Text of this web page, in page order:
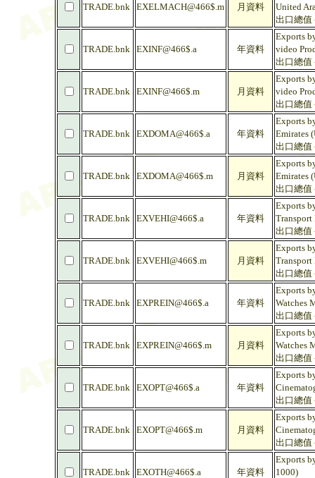
TRADE.bnk EXELMACH@466$.m 月資料
United
出口總值
TRADE.bnk EXINF@466$.a 年資料
Exports
video
出口總值
TRADE.bnk EXINF@466$.m 月資料
Exports
video
出口總值
TRADE.bnk EXDOMA@466$.a 年資料
Exports
Emirates
出口總值
TRADE.bnk EXDOMA@466$.m 月資料
Exports
Emirates
出口總值
TRADE.bnk EXVEHI@466$.a 年資料
Exports
Transport
出口總值
TRADE.bnk EXVEHI@466$.m 月資料
Exports
Transport
出口總值
TRADE.bnk EXPREIN@466$.a 年資料
Exports
Watches
出口總值
TRADE.bnk EXPREIN@466$.m 月資料
Exports
Watches
出口總值
TRADE.bnk EXOPT@466$.a 年資料
Exports
出口總值
TRADE.bnk EXOPT@466$.m 月資料
Exports
出口總值
TRADE.bnk EXOTH@466$.a 年資料
Exports
1000)